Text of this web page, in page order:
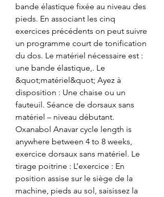
bande élastique fixée au niveau des
pieds. En associant les cinq
exercices précédents on peut suivre
un programme court de tonification
du dos. Le matériel nécessaire est :
une bande élastique,. Le
&quot;matériel&quot; Ayez à
disposition : Une chaise ou un
fauteuil. Séance de dorsaux sans
matériel – niveau débutant.
Oxanabol Anavar cycle length is
anywhere between 4 to 8 weeks,
exercice dorsaux sans matériel. Le
tirage poitrine : L’exercice : En
position assise sur le siège de la
machine, pieds au sol, saisissez la